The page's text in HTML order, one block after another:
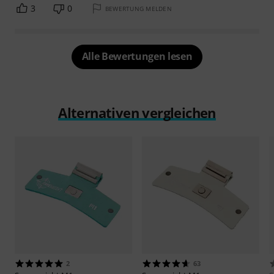
3 0 BEWERTUNG MELDEN
Alle Bewertungen lesen
Alternativen vergleichen
2 63